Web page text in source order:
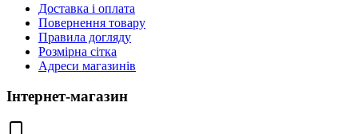
Доставка і оплата
Повернення товару
Правила догляду
Розмірна сітка
Адреси магазинів
Інтернет-магазин